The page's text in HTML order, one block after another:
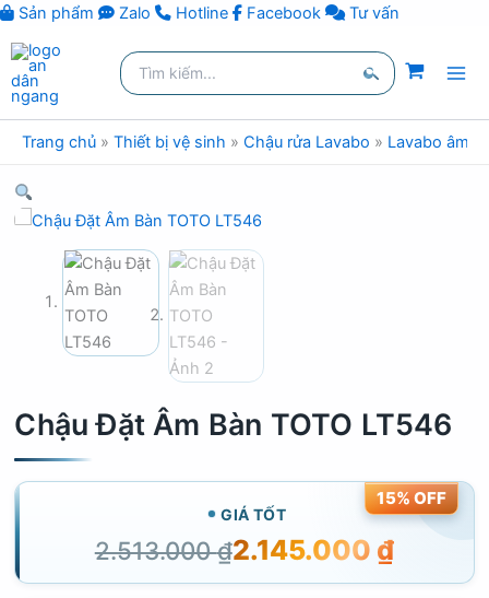
Sản phẩm Zalo Hotline Facebook
Tư vấn
Nhảy
tới
nội
dung
Tìm
kiếm:
kiếm
Trang chủ » Thiết bị vệ sinh » Chậu rửa Lavabo » Lavabo âm
Chậu Đặt Âm Bàn TOTO LT546
GIÁ TỐT
2.513.000₫2.145.000 ₫
15% OFF